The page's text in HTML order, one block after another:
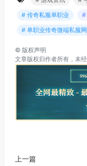
# 传奇私服单职业
#
# 单职业传奇微端私服
© 版权声明
文章版权归作者所有，未经
上一篇